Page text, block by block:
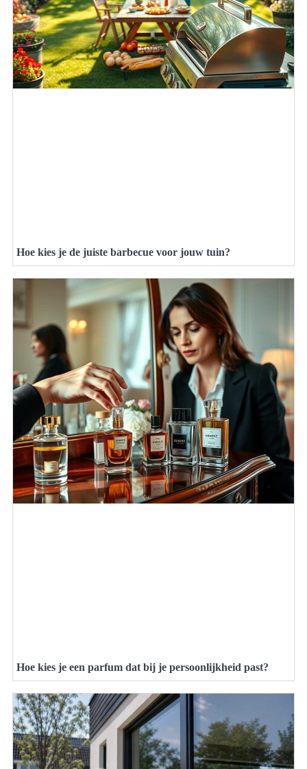
Hoe kies je de juiste barbecue voor jouw tuin?
Hoe kies je een parfum dat bij je persoonlijkheid past?